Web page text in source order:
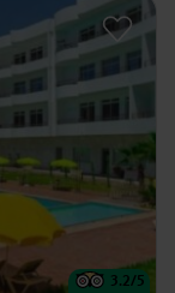
3.2/5